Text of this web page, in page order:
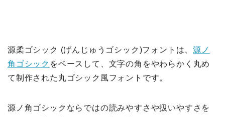
源柔ゴシック (げんじゅうゴシック)フォントは、源ノ
角ゴシック をベースして、文字の角をやわらかく丸め
て制作された丸ゴシック風フォントです。
源ノ角ゴシックならではの読みやすさや扱いやすさを